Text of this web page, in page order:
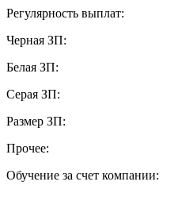
Регулярность выплат:
Черная ЗП:
Белая ЗП:
Серая ЗП:
Размер ЗП:
Прочее:
Обучение за счет компании: